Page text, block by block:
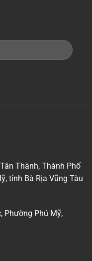
Thành, Thành Phố
tỉnh Bà Rịa Vũng Tàu
Phường Phú Mỹ,